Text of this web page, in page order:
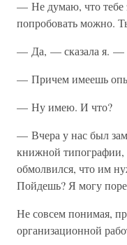
— Не думаю, что тебе
попробовать можно.
— Да, — сказала я. —
— Причем имеешь
— Ну имею. И что?
— Вчера у нас был
книжной типографии,
обмолвился, что им
Пойдешь? Я могу
Не совсем понимая,
организационной